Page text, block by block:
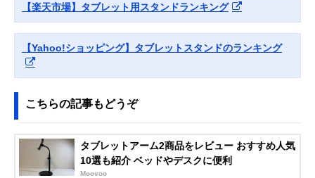
Amazonで見る
トスタンド
スタンド
3.5mm（折りた
み時）
Amazonで見る
ド EEX-TABS08
2nd Gen
ら選べる
Amazonで見る
エレコム
寝ながらタブレッ
【楽天市場】タブレット用スタンドランキング
【Yahoo!ショッピング】タブレットスタンドのランキング
こちらの記事もどうぞ
タブレットアーム2商品をレビュー おすすめ人気
10選も紹介 ベッドやデスクに便利
Moovoo